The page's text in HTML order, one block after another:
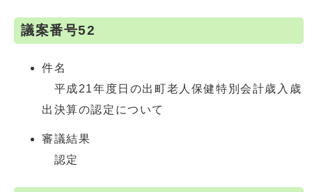
議案番号52
件名
平成21年度日の出町老人保健特別会計歳入歳
出決算の認定について
審議結果
認定